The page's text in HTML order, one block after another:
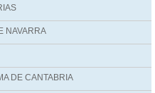
NAVARRA
DE CANTABRIA